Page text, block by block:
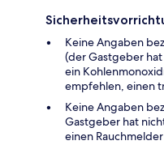
Keine Angaben
(der Gastgeber
ein
empfehlen, einen
Keine Angaben
Gastgeber hat
einen